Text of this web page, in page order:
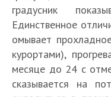
градусник
Единственное
омывает
курортами),
месяце до 24 с
сказывается на